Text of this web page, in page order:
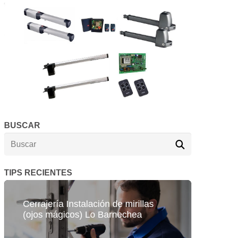
BUSCAR
TIPS RECIENTES
Cerrajería Instalación de mirillas
(ojos mágicos) Lo Barnechea